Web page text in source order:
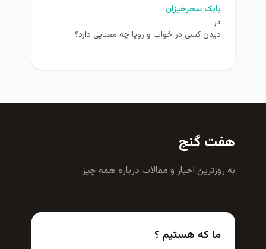
بابک سحرخیزان
در
دیدن کسی در خواب و رویا چه معنایی دارد؟
هفت گنج
به روزترين اخبار و مقالات درباره همه چيز
ما که هستیم ؟